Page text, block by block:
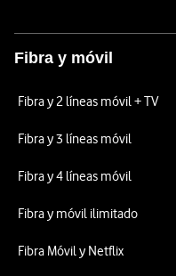
Fibra y móvil
Fibra y 2 líneas móvil + TV
Fibra y 3 líneas móvil
Fibra y 4 líneas móvil
Fibra y móvil ilimitado
Fibra Móvil y Netflix